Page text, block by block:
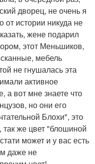
дворец, не очень я
истории никуда не
жене подарил
этот Меньшиков,
мебель
не гнушалась эта
активное
а вот мне знаете что
но они его
Блохи", это
так же цвет "блошиной
может и у вас есть
даже не